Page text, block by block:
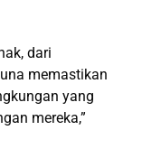
dari
memastikan
yang
mereka,”